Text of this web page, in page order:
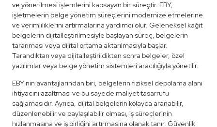
ve yönetilmesi işlemlerini kapsayan bir süreçtir. EBY,
işletmelerin belge yönetim süreçlerini modernize etmelerine
ve verimliliklerini artırmalarına yardımcı olur. Geleneksel kağıt
belgelerin dijitalleştirilmesiyle başlayan süreç, belgelerin
taranması veya dijital ortama aktarılmasıyla başlar.
Tarandıktan veya dijitalleştirildikten sonra belgeler, özel
yazılımlar veya belge yönetim sistemleri aracılığıyla yönetilir.
EBY'nin avantajlarından biri, belgelerin fiziksel depolama alanı
ihtiyacını azaltması ve bu sayede maliyet tasarrufu
sağlamasıdır. Ayrıca, dijital belgelerin kolayca aranabilir,
düzenlenebilir ve paylaşılabilir olması, iş süreçlerinin
hızlanmasına ve iş birliğini artırmasına olanak tanır. Güvenlik